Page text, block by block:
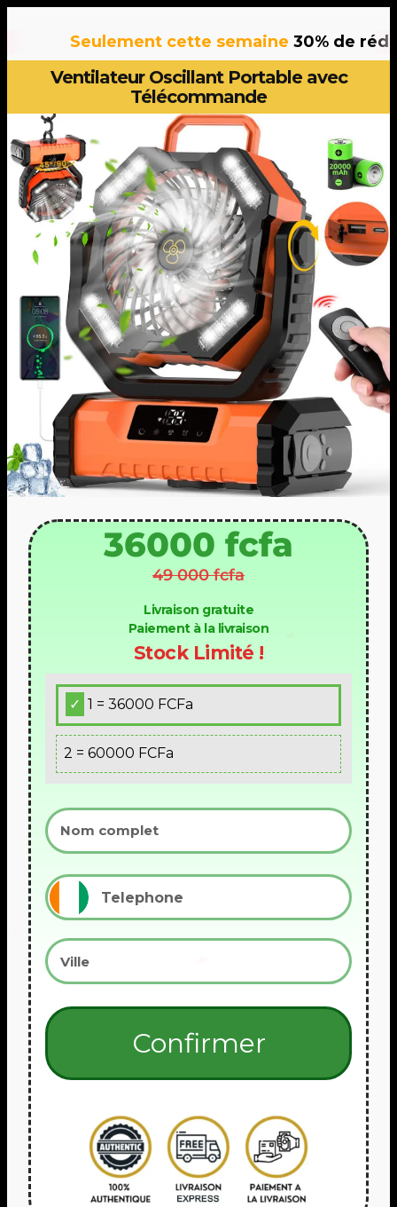
Seulement cette semaine30% de
Ventilateur Oscillant Portable avec
Télécommande
36000 fcfa
49 000 fcfa
Livraison gratuite
Paiement à la livraison
Stock Limité !
1 = 36000 FCFa
2 = 60000 FCFa